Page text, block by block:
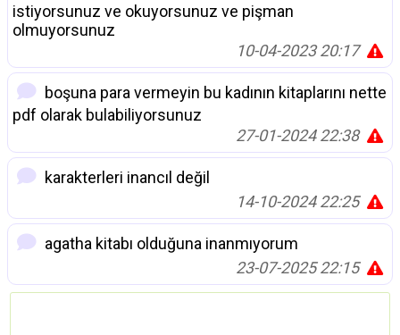
istiyorsunuz ve okuyorsunuz ve pişman
olmuyorsunuz
10-04-2023 20:17
boşuna para vermeyin bu kadının kitaplarını nette
pdf olarak bulabiliyorsunuz
27-01-2024 22:38
karakterleri inancıl değil
14-10-2024 22:25
agatha kitabı olduğuna inanmıyorum
23-07-2025 22:15